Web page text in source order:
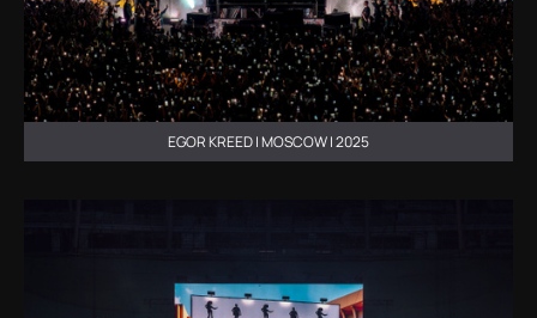
EGOR KREED | MOSCOW | 2025